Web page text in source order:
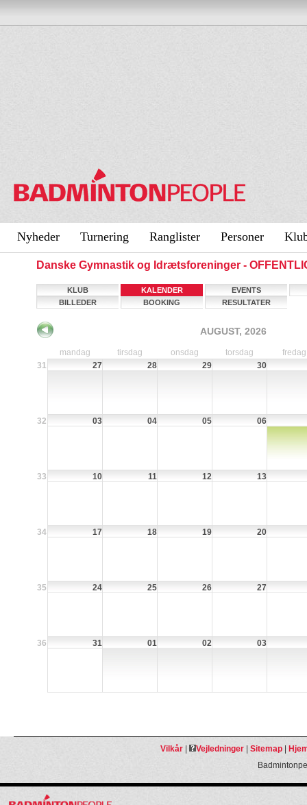
Nyheder Turnering Ranglister Personer
Danske Gymnastik og Idrætsforeninger -
KLUB KALENDER
EVENTS
BILLEDER
BOOKING RESULTATER
AUGUST, 2026
mandag tirsdag onsdag torsdag
fredag
31
27 28 29 30
32 03 04 05 06
33 10 11 12 13
34 17 18 19 20
35 24 25 26 27
36 31 01 02 03
Vilkår| Vejledninger| Sitemap|